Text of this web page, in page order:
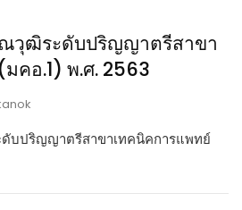
วุฒิระดับปริญญาตรีสาขา
คอ.1) พ.ศ. 2563
บปริญญาตรีสาขาเทคนิคการแพทย์